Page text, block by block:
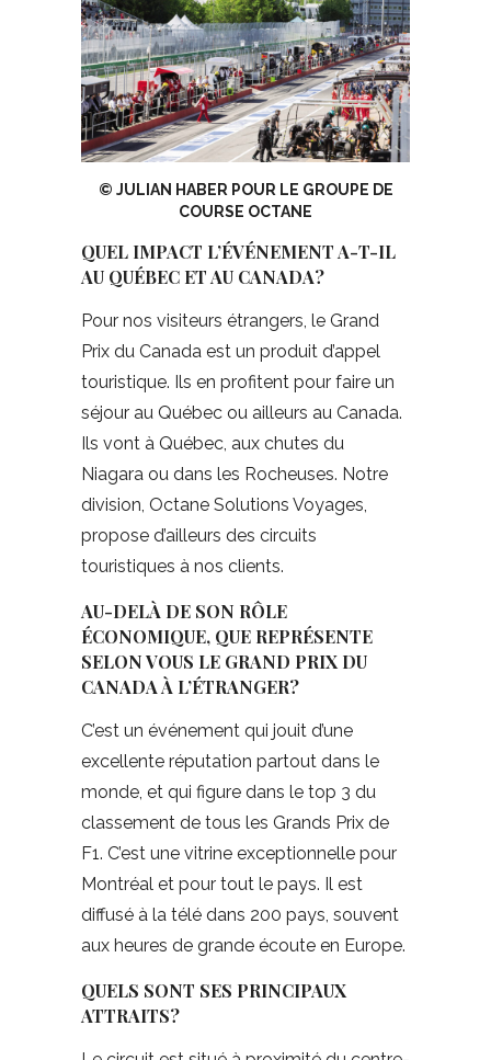
© JULIAN HABER POUR LE GROUPE DE
COURSE OCTANE
QUEL IMPACT L’ÉVÉNEMENT A-T-IL
AU QUÉBEC ET AU CANADA?
Pour nos visiteurs étrangers, le Grand
Prix du Canada est un produit d’appel
touristique. Ils en profitent pour faire un
séjour au Québec ou ailleurs au Canada.
Ils vont à Québec, aux chutes du
Niagara ou dans les Rocheuses. Notre
division, Octane Solutions Voyages,
propose d’ailleurs des circuits
touristiques à nos clients.
AU-DELÀ DE SON RÔLE
ÉCONOMIQUE, QUE REPRÉSENTE
SELON VOUS LE GRAND PRIX DU
CANADA À L’ÉTRANGER?
C’est un événement qui jouit d’une
excellente réputation partout dans le
monde, et qui figure dans le top 3 du
classement de tous les Grands Prix de
F1. C’est une vitrine exceptionnelle pour
Montréal et pour tout le pays. Il est
diffusé à la télé dans 200 pays, souvent
aux heures de grande écoute en Europe.
QUELS SONT SES PRINCIPAUX
ATTRAITS?